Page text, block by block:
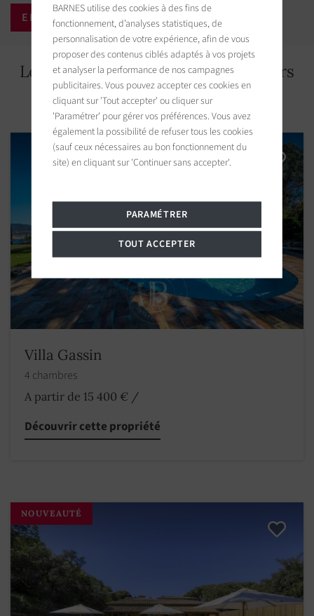
Les biens immobiliers aux alentours
Villa Gassin
4 chambres
A partir de 15 400 € /
Découvrir cette propriété
NOUVEAUTÉ
BARNES utilise des cookies à des fins de
fonctionnement, d’analyses statistiques, de
personnalisation de votre expérience, afin de vous
proposer des contenus ciblés adaptés à vos projets
et analyser la performance de nos campagnes
publicitaires. Vous pouvez accepter ces cookies en
cliquant sur 'Tout accepter' ou cliquer sur
'Paramétrer' pour gérer vos préférences. Vous avez
également la possibilité de refuser tous les cookies
(sauf ceux nécessaires au bon fonctionnement du
site) en cliquant sur 'Continuer sans accepter'.
PARAMÉTRER
TOUT ACCEPTER